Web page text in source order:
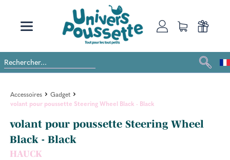
Accessoires
Gadget
volant pour poussette Steering Wheel Black - Black
volant pour poussette Steering Wheel
Black - Black
HAUCK